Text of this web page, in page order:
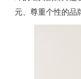
元、尊重个性的品